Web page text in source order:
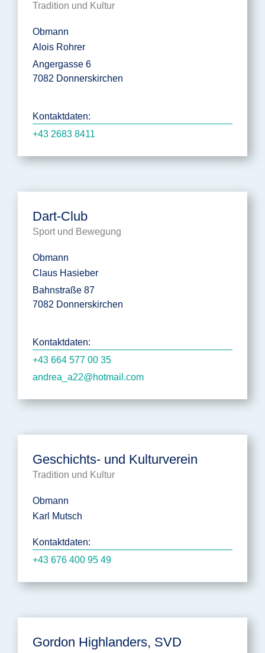
Tradition und Kultur
Obmann
Alois Rohrer
Angergasse 6
7082 Donnerskirchen
Kontaktdaten:
+43 2683 8411
Dart-Club
Sport und Bewegung
Obmann
Claus Hasieber
Bahnstraße 87
7082 Donnerskirchen
Kontaktdaten:
+43 664 577 00 35
andrea_a22@hotmail.com
Geschichts- und Kulturverein
Tradition und Kultur
Obmann
Karl Mutsch
Kontaktdaten:
+43 676 400 95 49
Gordon Highlanders, SVD